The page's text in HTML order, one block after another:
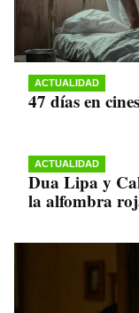
ACTUALIDAD
47 días en
ACTUALIDAD
Dua Lipa y
la alfombra